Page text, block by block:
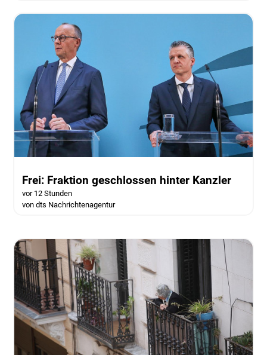
Frei: Fraktion geschlossen hinter Kanzler
vor 12 Stunden
von dts Nachrichtenagentur